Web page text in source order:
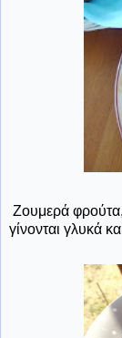
Ζουμερά
γίνονται γλυκά